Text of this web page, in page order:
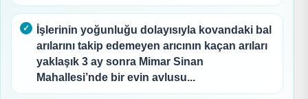
İşlerinin yoğunluğu dolayısıyla kovandaki bal
arılarını takip edemeyen arıcının kaçan arıları
yaklaşık 3 ay sonra Mimar Sinan
Mahallesi’nde bir evin avlusu...